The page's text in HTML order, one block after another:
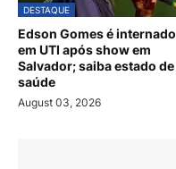
DESTAQUE
Edson Gomes é internado
em UTI após show em
Salvador; saiba estado de
saúde
August 03, 2026